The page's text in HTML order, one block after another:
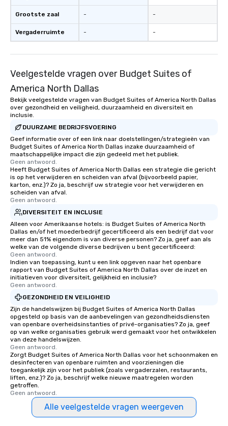
Grootste zaal
Vergaderruimte
-
-
-
-
Veelgestelde vragen over Budget Suites of
America North Dallas
Bekijk veelgestelde vragen van Budget Suites of America North Dallas
over gezondheid en veiligheid, duurzaamheid en diversiteit en
inclusie.
DUURZAME BEDRIJFSVOERING
Geef informatie over of een link naar doelstellingen/strategieën van
Budget Suites of America North Dallas inzake duurzaamheid of
maatschappelijke impact die zijn gedeeld met het publiek.
Geen antwoord.
Heeft Budget Suites of America North Dallas een strategie die gericht
is op het verwijderen en scheiden van afval (bijvoorbeeld papier,
karton, enz.)? Zo ja, beschrijf uw strategie voor het verwijderen en
scheiden van afval.
Geen antwoord.
DIVERSITEIT EN INCLUSIE
Alleen voor Amerikaanse hotels: is Budget Suites of America North
Dallas en/of het moederbedrijf gecertificeerd als een bedrijf dat voor
meer dan 51% eigendom is van diverse personen? Zo ja, geef aan als
welke van de volgende diverse bedrijven u bent gecertificeerd:
Geen antwoord.
Indien van toepassing, kunt u een link opgeven naar het openbare
rapport van Budget Suites of America North Dallas over de inzet en
initiatieven voor diversiteit, gelijkheid en inclusie?
Geen antwoord.
GEZONDHEID EN VEILIGHEID
Zijn de handelswijzen bij Budget Suites of America North Dallas
opgesteld op basis van de aanbevelingen van gezondheidsdiensten
van openbare overheidsinstanties of privé-organisaties? Zo ja, geef
op van welke organisaties gebruik werd gemaakt voor het ontwikkelen
van deze handelswijzen.
Geen antwoord.
Zorgt Budget Suites of America North Dallas voor het schoonmaken en
desinfecteren van openbare ruimten and voorzieningen die
toegankelijk zijn voor het publiek (zoals vergaderzalen, restaurants,
liften, enz.)? Zo ja, beschrijf welke nieuwe maatregelen worden
getroffen.
Geen antwoord.
Alle veelgestelde vragen weergeven